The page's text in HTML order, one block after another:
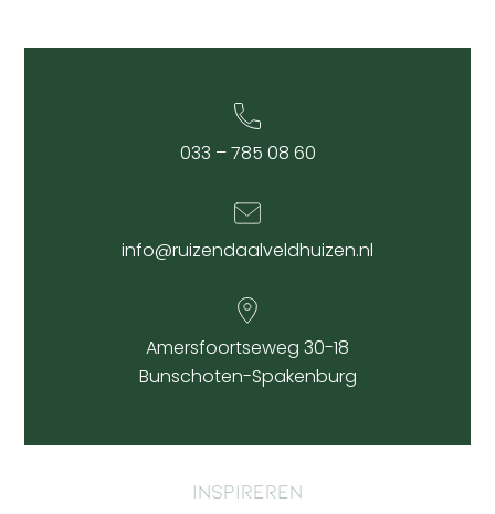
033 – 785 08 60
info@ruizendaalveldhuizen.nl
Amersfoortseweg 30-18
Bunschoten-Spakenburg
Inspireren